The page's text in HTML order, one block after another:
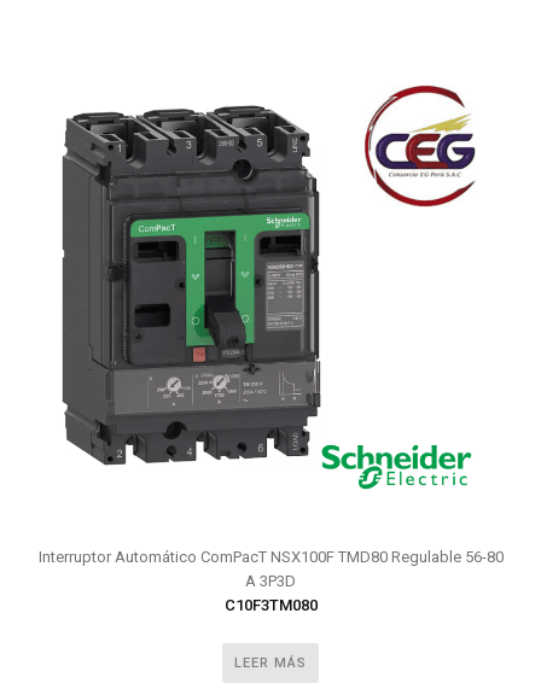
Interruptor Automático ComPacT NSX100F TMD80 Regulable 56-80
A 3P3D
C10F3TM080
LEER MÁS